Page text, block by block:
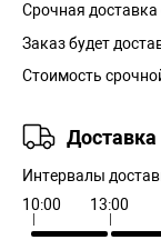
Срочная доставка
Заказ будет
Стоимость
Интервалы
10:00
13:00